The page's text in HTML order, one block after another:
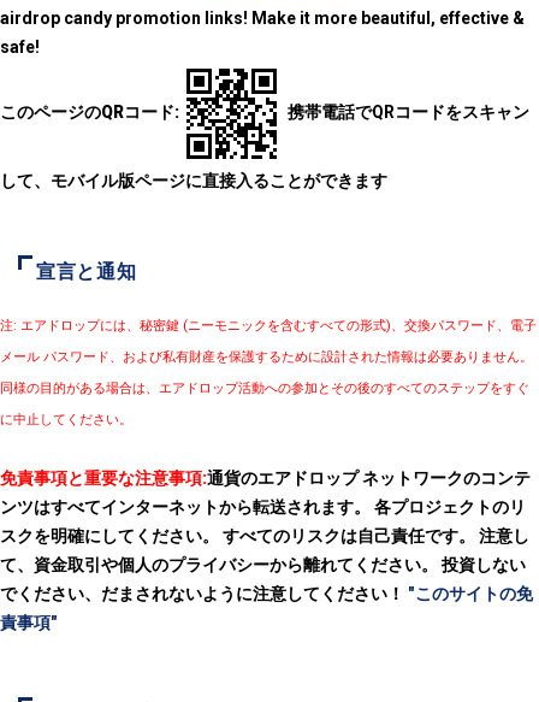
airdrop candy promotion links! Make it more beautiful, effective &
safe!
このページのQRコード: 携帯電話でQRコードをスキャン
して、モバイル版ページに直接入ることができます
宣言と通知
注: エアドロップには、秘密鍵 (ニーモニックを含むすべての形式)、交換パスワード、電子
メール パスワード、および私有財産を保護するために設計された情報は必要ありません。
同様の目的がある場合は、エアドロップ活動への参加とその後のすべてのステップをすぐ
に中止してください。
免責事項と重要な注意事項:通貨のエアドロップ ネットワークのコンテ
ンツはすべてインターネットから転送されます。 各プロジェクトのリ
スクを明確にしてください。 すべてのリスクは自己責任です。 注意し
て、資金取引や個人のプライバシーから離れてください。 投資しない
でください、だまされないように注意してください！ "このサイトの免
責事項"